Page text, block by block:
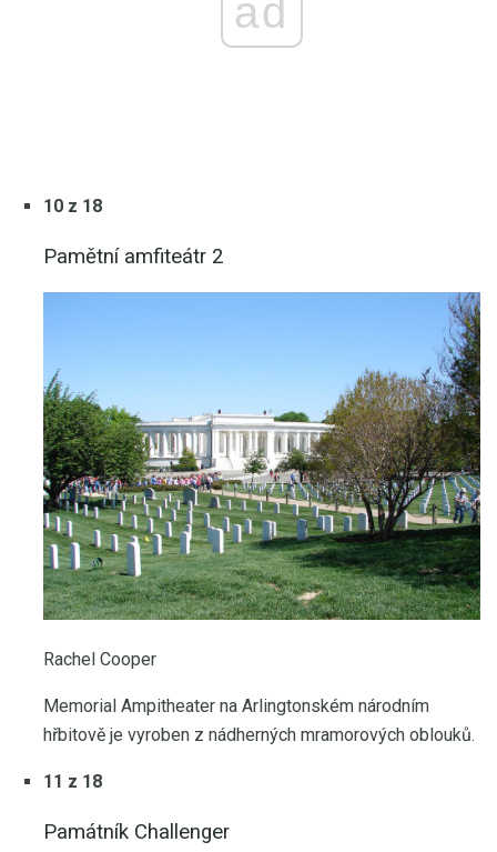
ad
10 z 18
Pamětní amfiteátr 2
Rachel Cooper
Memorial Ampitheater na Arlingtonském národním
hřbitově je vyroben z nádherných mramorových oblouků.
11 z 18
Památník Challenger